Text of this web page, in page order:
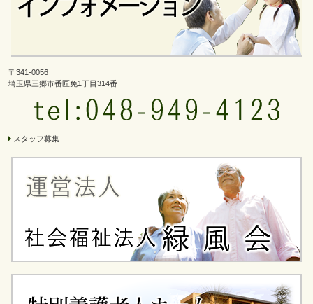
ン
〒341-0056
埼玉県三郷市番匠免1丁目314番
スタッフ募集